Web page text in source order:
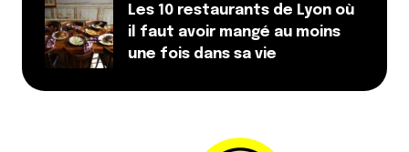
Les 10 restaurants de Lyon où
il faut avoir mangé au moins
une fois dans sa vie